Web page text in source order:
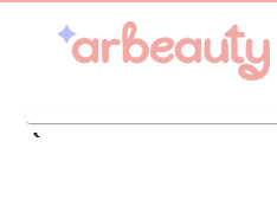
keyboard_arrow_left